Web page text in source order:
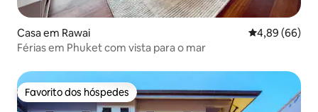
Casa em Rawai Classificação
4,89 (66)
Férias em Phuket com vista para o mar
Favorito dos hóspedes
Favorito dos hóspedes